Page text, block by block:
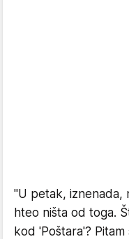
"U petak, iznenada,
hteo ništa od toga.
kod 'Poštara'?